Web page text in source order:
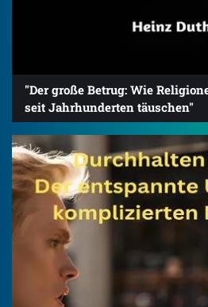
"Der große Betrug: Wie
seit Jahrhunderten täuschen"